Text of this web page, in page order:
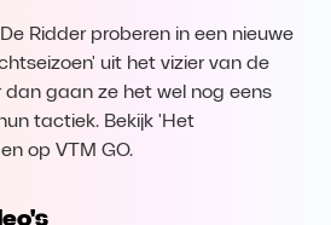
Ridder proberen in een nieuwe
uit het vizier van de
dan gaan ze het wel nog eens
tactiek. Bekijk 'Het
op VTM GO.